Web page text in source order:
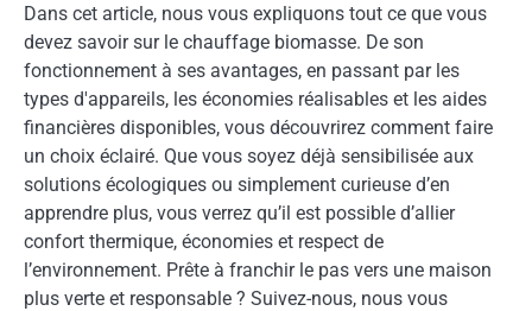
Dans cet article, nous vous expliquons tout ce que vous
devez savoir sur le chauffage biomasse. De son
fonctionnement à ses avantages, en passant par les
types d'appareils, les économies réalisables et les aides
financières disponibles, vous découvrirez comment faire
un choix éclairé. Que vous soyez déjà sensibilisée aux
solutions écologiques ou simplement curieuse d’en
apprendre plus, vous verrez qu’il est possible d’allier
confort thermique, économies et respect de
l’environnement. Prête à franchir le pas vers une maison
plus verte et responsable ? Suivez-nous, nous vous